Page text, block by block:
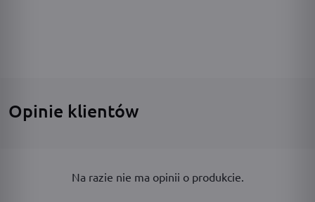
Opinie klientów
Na razie nie ma opinii o produkcie.